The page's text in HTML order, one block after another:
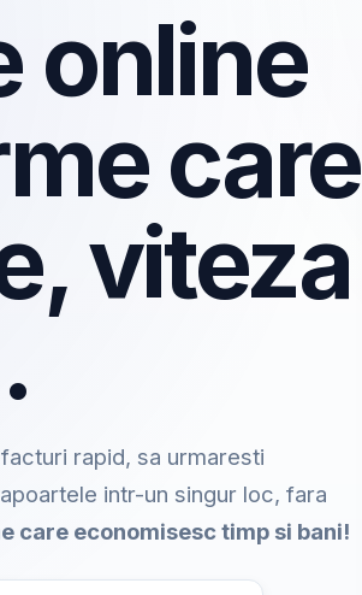
online
care
viteza
rapid, sa urmaresti
intr-un singur loc, fara
care economisesc timp si bani!